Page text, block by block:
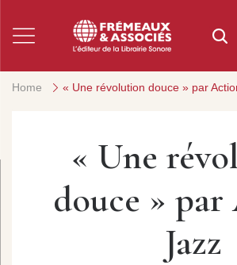
Home « Une révolution douce » par
« Une
douce »
Jazz